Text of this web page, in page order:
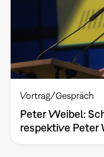
Vortrag/Gespräch
Peter Weibel:
respektive Peter